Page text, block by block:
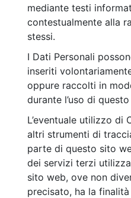
mediante testi
contestualmente alla
stessi.
I Dati Personali
inseriti
oppure raccolti in
durante l’uso di
L’eventuale utilizzo di
altri strumenti di
parte di questo sito
dei servizi terzi
sito web, ove non
precisato, ha la